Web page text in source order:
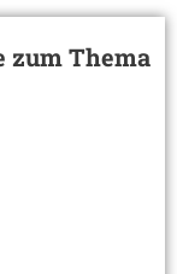
zum Thema